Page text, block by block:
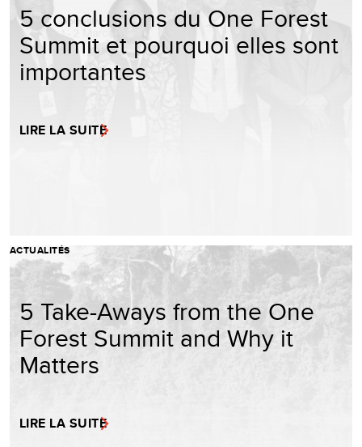
5 conclusions du One Forest
Summit et pourquoi elles sont
importantes
LIRE LA SUITE
ACTUALITÉS
5 Take-Aways from the One
Forest Summit and Why it
Matters
LIRE LA SUITE